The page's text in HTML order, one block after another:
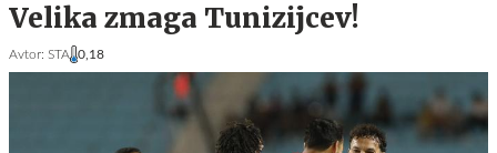
Velika zmaga Tunizijcev!
Avtor: STA 0,18